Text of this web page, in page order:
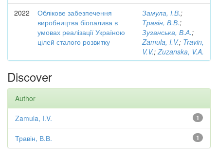
2022
Облікове забезпечення
виробництва біопалива в
умовах реалізації Україною
цілей сталого розвитку
Замула, І.В.;
Травін, В.В.;
Зузанська, В.А.;
Zamula, I.V.; Travin,
V.V.;Zuzanska, V.A.
Discover
Author
1
Zamula, I.V.
1
Травін, В.В.